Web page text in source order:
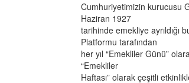
Cumhuriyetimizin kurucusu
Haziran 1927
tarihinde emekliye ayrıldığı
Platformu tarafından
her yıl “Emekliler Günü”
“Emekliler
Haftası” olarak çeşitli